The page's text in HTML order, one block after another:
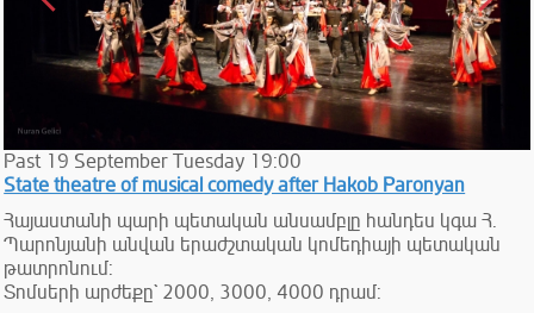
Past 19 September Tuesday 19:00
State theatre of musical comedy after Hakob Paronyan
Հայաստանի պարի պետական անսամբլը հանդես կգա Հ.
Պարոնյանի անվան երաժշտական կոմեդիայի պետական
թատրոնում:
Տոմսերի արժեքը` 2000, 3000, 4000 դրամ: